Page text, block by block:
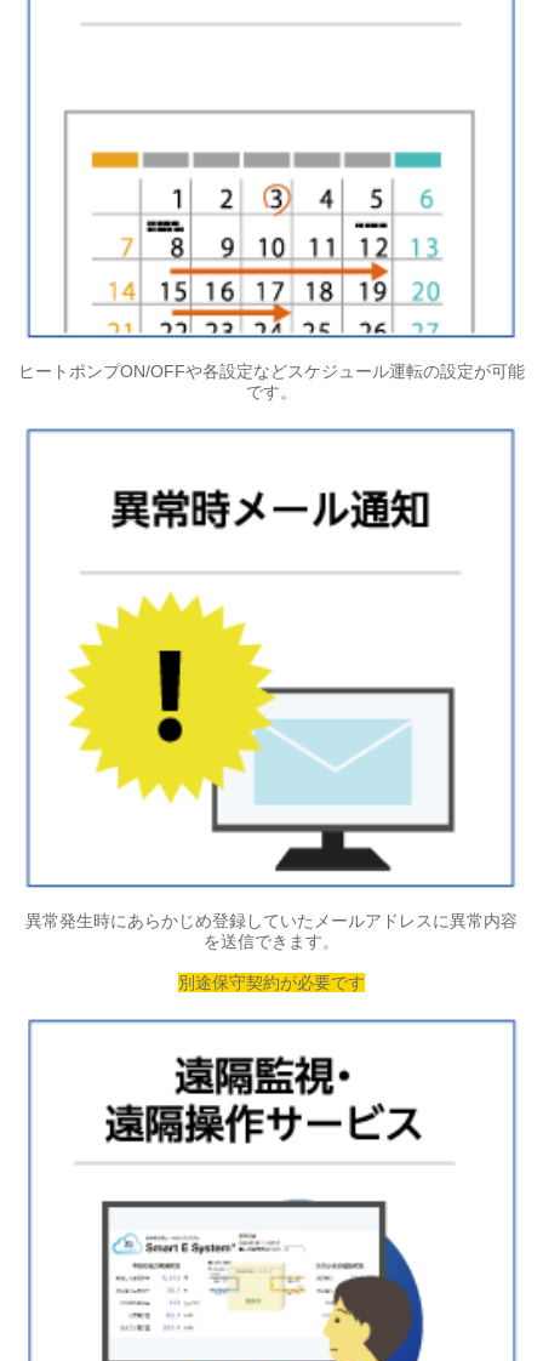
ヒートポンプON/OFFや各設定などスケジュール運転の設定が可能
です。
異常発生時にあらかじめ登録していたメールアドレスに異常内容
を送信できます。
別途保守契約が必要です